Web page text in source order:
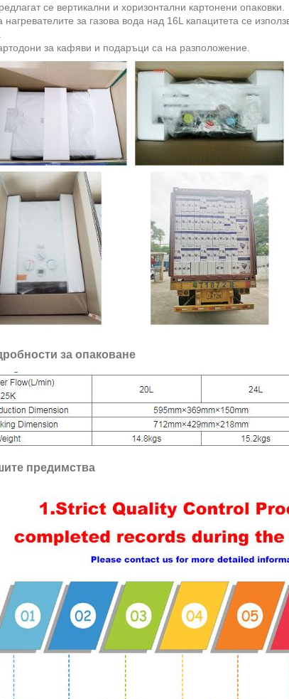
се вертикални и хоризонтални картонени опаковки.
нагревателите за газова вода над 16L капацитета се
за кафяви и подаръци са на разположение.
за опаковане
предимства